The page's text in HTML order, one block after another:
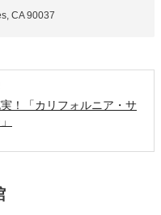
CA 90037
！「カリフォルニア・サ